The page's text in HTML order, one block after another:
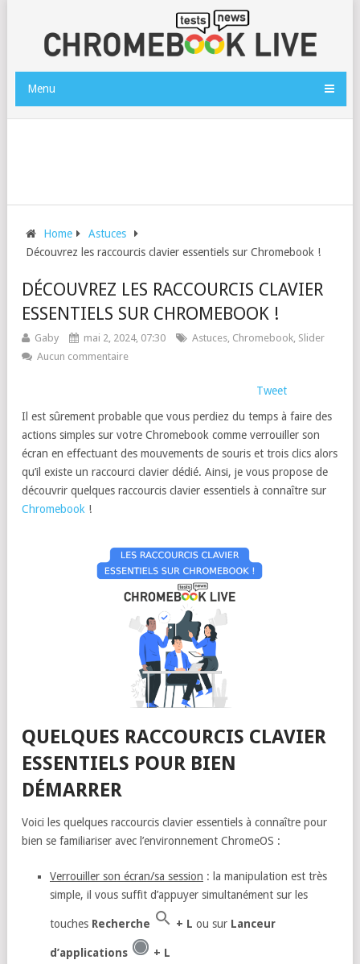
Menu
Home
Astuces
Découvrez les raccourcis clavier essentiels sur Chromebook !
DÉCOUVREZ LES RACCOURCIS CLAVIER
ESSENTIELS SUR CHROMEBOOK !
Gaby mai 2, 2024, 07:30 Astuces, Chromebook, Slider
Aucun commentaire
Tweet
Il est sûrement probable que vous perdiez du temps à faire des
actions simples sur votre Chromebook comme verrouiller son
écran en effectuant des mouvements de souris et trois clics alors
qu’il existe un raccourci clavier dédié. Ainsi, je vous propose de
découvrir quelques raccourcis clavier essentiels à connaître sur
Chromebook !
QUELQUES RACCOURCIS CLAVIER
ESSENTIELS POUR BIEN
DÉMARRER
Voici les quelques raccourcis clavier essentiels à connaître pour
bien se familiariser avec l’environnement ChromeOS :
Verrouiller son écran/sa session : la manipulation est très
simple, il vous suffit d’appuyer simultanément sur les
touches Recherche + L ou sur Lanceur
d’applications
+ L